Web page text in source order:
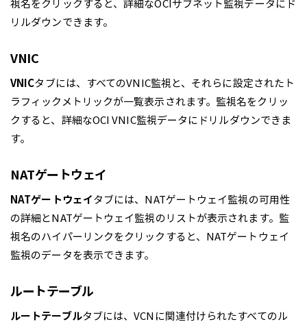
視名をクリックすると、詳細なOCIサブネット監視データにド
リルダウンできます。
VNIC
VNICタブには、すべてのVNIC監視と、それらに設定されたト
ラフィックメトリックが一覧表示されます。監視名をクリッ
クすると、詳細なOCI VNIC監視データにドリルダウンできま
す。
NATゲートウェイ
NATゲートウェイタブには、NATゲートウェイ監視の可用性
の詳細とNATゲートウェイ監視のリストが表示されます。監
視名のハイパーリンクをクリックすると、NATゲートウェイ
監視のデータを表示できます。
ルートテーブル
ルートテーブルタブには、VCNに関連付けられたすべてのル